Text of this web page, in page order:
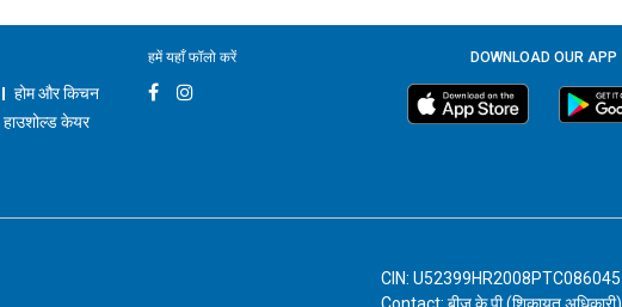
होम और किचन
हाउशोल्ड केयर
हमें यहाँ फॉलो करें DOWNLOAD OUR APP
CIN: U52399HR2008PTC086045
Contact: बीजू के पी (शिकायत अधिकारी)